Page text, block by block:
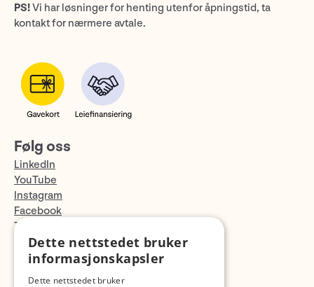
PS!Vi har løsninger for henting utenfor åpningstid, ta
kontakt for nærmere avtale.
Følg oss
LinkedIn
YouTube
Instagram
Facebook
TikTok
Fotopodden
Dette nettstedet bruker
informasjonskapsler
Dette nettstedet bruker